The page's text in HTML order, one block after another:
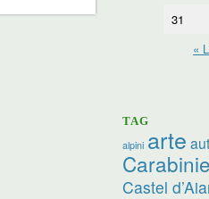
31
«
TAG
alpini arte
Castel